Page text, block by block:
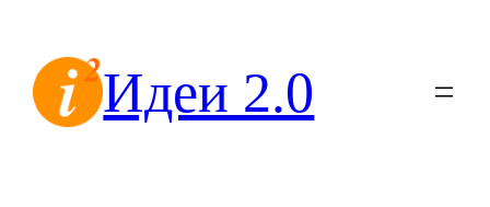
содержимомуИдеи 2.0